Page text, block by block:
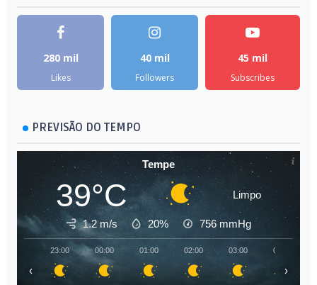
280 mil
Likes
40 mil
Followers
45 mil
Subscribes
PREVISÃO DO TEMPO
Tempe
39°C Limpo
1.2 m/s 20% 756 mmHg
23:00 00:00 01:00 02:00 03:00 04:00
‹ ›